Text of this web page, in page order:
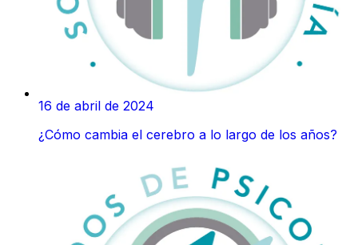
16 de abril de 2024
¿Cómo cambia el cerebro a lo largo de los años?